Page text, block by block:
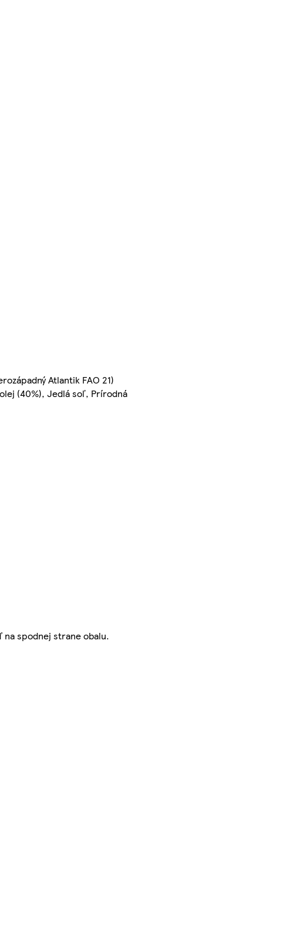
Atlantik FAO 21)
(40%), Jedlá soľ, Prírodná
na spodnej strane obalu.